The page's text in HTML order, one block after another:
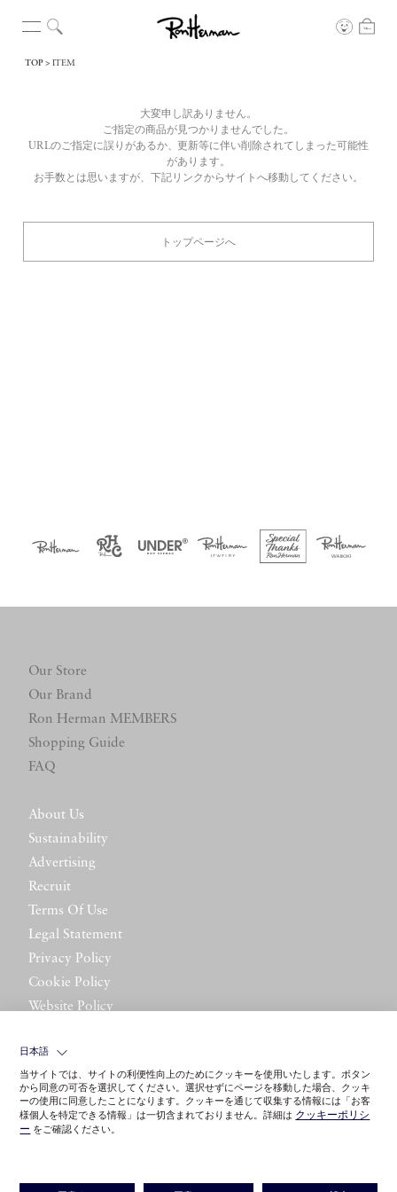
TOP ITEM
大変申し訳ありません。
ご指定の商品が見つかりませんでした。
URLのご指定に誤りがあるか、更新等に伴い削除されてしまった可能性
があります。
お手数とは思いますが、下記リンクからサイトへ移動してください。
トップページへ
Our Store
Our Brand
Ron Herman MEMBERS
Shopping Guide
FAQ
About Us
Sustainability
Advertising
Recruit
Terms Of Use
Legal Statement
Privacy Policy
Cookie Policy
Website Policy
日本語
当サイトでは、サイトの利便性向上のためにクッキーを使用いたします。ボタン
から同意の可否を選択してください。選択せずにページを移動した場合、クッキ
ーの使用に同意したことになります。クッキーを通じて収集する情報には「お客
様個人を特定できる情報」は一切含まれておりません。詳細は クッキーポリシ
ー をご確認ください。